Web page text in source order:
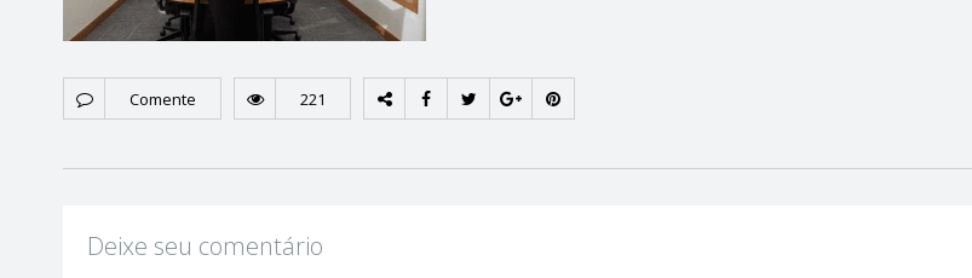
Comente 221
Deixe seu comentário